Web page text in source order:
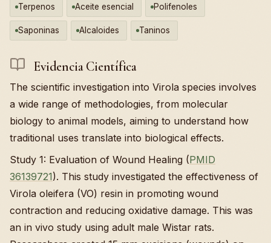
Terpenos Aceite esencial Polifenoles
Saponinas Alcaloides Taninos
Evidencia Científica
The scientific investigation into Virola species involves
a wide range of methodologies, from molecular
biology to animal models, aiming to understand how
traditional uses translate into biological effects.
Study 1: Evaluation of Wound Healing (PMID
36139721). This study investigated the effectiveness of
Virola oleifera (VO) resin in promoting wound
contraction and reducing oxidative damage. This was
an in vivo study using adult male Wistar rats.